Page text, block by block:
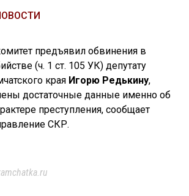
предъявил обвинения в
(ч. 1 ст. 105 УК) депутату
края Игорю Редькину,
достаточные данные именно об
преступления, сообщает
СКР.